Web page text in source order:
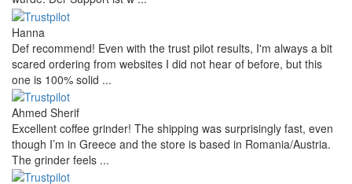
Hanna
Def recommend! Even with the trust pilot results, I'm always a bit
scared ordering from websites I did not hear of before, but this
one is 100% solid ...
Ahmed Sherif
Excellent coffee grinder! The shipping was surprisingly fast, even
though I’m in Greece and the store is based in Romania/Austria.
The grinder feels ...